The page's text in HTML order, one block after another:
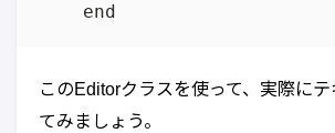
このEditorクラスを使って、実際に
てみましょう。